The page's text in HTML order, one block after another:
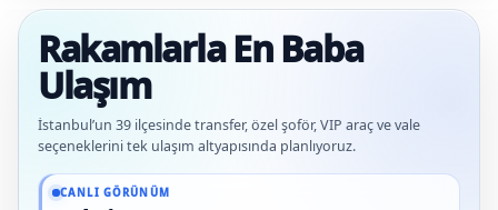
Rakamlarla En Baba
Ulaşım
İstanbul’un 39 ilçesinde transfer, özel şoför, VIP araç ve vale
seçeneklerini tek ulaşım altyapısında planlıyoruz.
CANLI GÖRÜNÜM
Güncel veriler: 1.291+ En Baba ağı hizmet deneyimi; 91 platform genelinde